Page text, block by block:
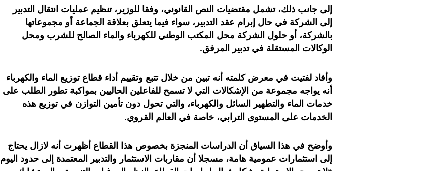
إلى جانب ذلك، تشمل مقتضيات النص القانوني، وفقا للوزير، تنظيم عمليات انتقال التدبير
إلى الشركة في حال إبرام عقد التدبير، سواء فيما يتعلق بعلاقة الجماعة أو مجموعاتها
بالشركة، أو حلول الشركة محل المكتب الوطني للكهرباء والماء الصالح للشرب ومحل
الوكالات المستقلة في تدبير المرفق.
وأفاد لفتيت في معرض كلمته أنه تبين من خلال تتبع وتقييم أداء قطاع توزيع الماء والكهرباء
أنه يواجه مجموعة من الإشكالات التي لا تسمح للفاعلين الحاليين بمواكبة تطور الطلب على
خدمات الماء والتطهير السائل والكهرباء، والتي تحول دون تأمين التوازن في توزيع هذه
الخدمات على المستوى الترابي، خاصة في العالم القروي.
وأوضح في هذا السياق أن الدراسات المنجزة بخصوص هذا القطاع أظهرت أنه لازال يحتاج
إلى استثمارات عمومية هامة، مسجلا أن مقاربات الاستثمار والتدبير المعتمدة إلى حدود اليوم